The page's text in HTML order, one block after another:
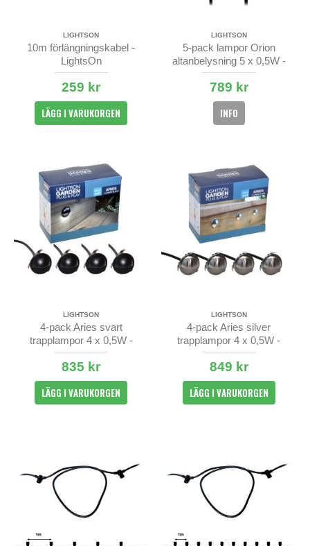
LIGHTSON
10m förlängningskabel -
LightsOn
259 kr
LÄGG I VARUKORGEN
LIGHTSON
5-pack lampor Orion
altanbelysning 5 x 0,5W -
LightsOn
789 kr
INFO
LIGHTSON
4-pack Aries svart
trapplampor 4 x 0,5W -
LightsOn
835 kr
LÄGG I VARUKORGEN
LIGHTSON
4-pack Aries silver
trapplampor 4 x 0,5W -
LightsOn
849 kr
LÄGG I VARUKORGEN